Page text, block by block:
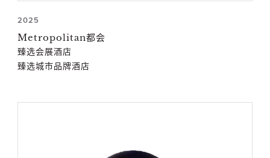
2025
Metropolitan都会
臻选会展酒店
臻选城市品牌酒店